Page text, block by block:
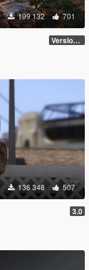
199 132 701
Version 3
136 348 507
3.0